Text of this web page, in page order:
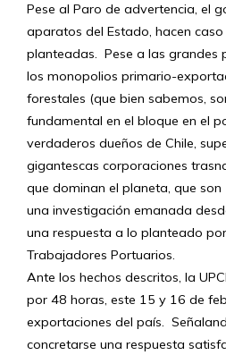
Pese al Paro de advertencia, el
aparatos del Estado, hacen
planteadas. Pese a las grandes
los monopolios primario-
forestales (que bien sabemos,
fundamental en el bloque en el
verdaderos dueños de Chile,
gigantescas corporaciones
que dominan el planeta, que
una investigación emanada
una respuesta a lo planteado
Trabajadores Portuarios.
Ante los hechos descritos, la
por 48 horas, este 15 y 16 de
exportaciones del país.
concretarse una respuesta